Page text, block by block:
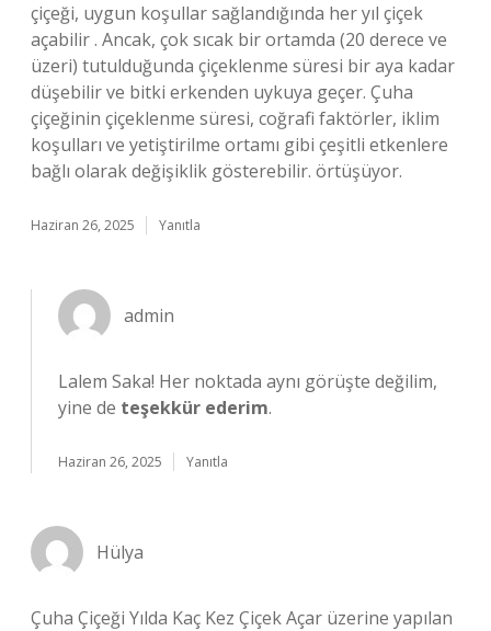
çiçeği, uygun koşullar sağlandığında her yıl çiçek
açabilir . Ancak, çok sıcak bir ortamda (20 derece ve
üzeri) tutulduğunda çiçeklenme süresi bir aya kadar
düşebilir ve bitki erkenden uykuya geçer. Çuha
çiçeğinin çiçeklenme süresi, coğrafi faktörler, iklim
koşulları ve yetiştirilme ortamı gibi çeşitli etkenlere
bağlı olarak değişiklik gösterebilir. örtüşüyor.
Haziran 26, 2025 Yanıtla
admin
Lalem Saka! Her noktada aynı görüşte değilim,
yine de teşekkür ederim.
Haziran 26, 2025 Yanıtla
Hülya
Çuha Çiçeği Yılda Kaç Kez Çiçek Açar üzerine yapılan